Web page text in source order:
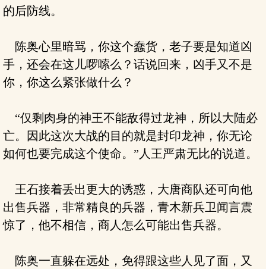
的后防线。
陈奥心里暗骂，你这个蠢货，老子要是知道凶
手，还会在这儿啰嗦么？话说回来，凶手又不是
你，你这么紧张做什么？
“仅剩肉身的神王不能敌得过龙神，所以大陆必
亡。因此这次大战的目的就是封印龙神，你无论
如何也要完成这个使命。”人王严肃无比的说道。
王石接着丢出更大的诱惑，大唐商队还可向他
出售兵器，非常精良的兵器，青木新兵卫闻言震
惊了，他不相信，商人怎么可能出售兵器。
陈奥一直躲在远处，免得跟这些人见了面，又